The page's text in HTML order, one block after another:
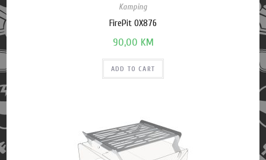
Kamping
FirePit OX876
90,00 KM
ADD TO CART